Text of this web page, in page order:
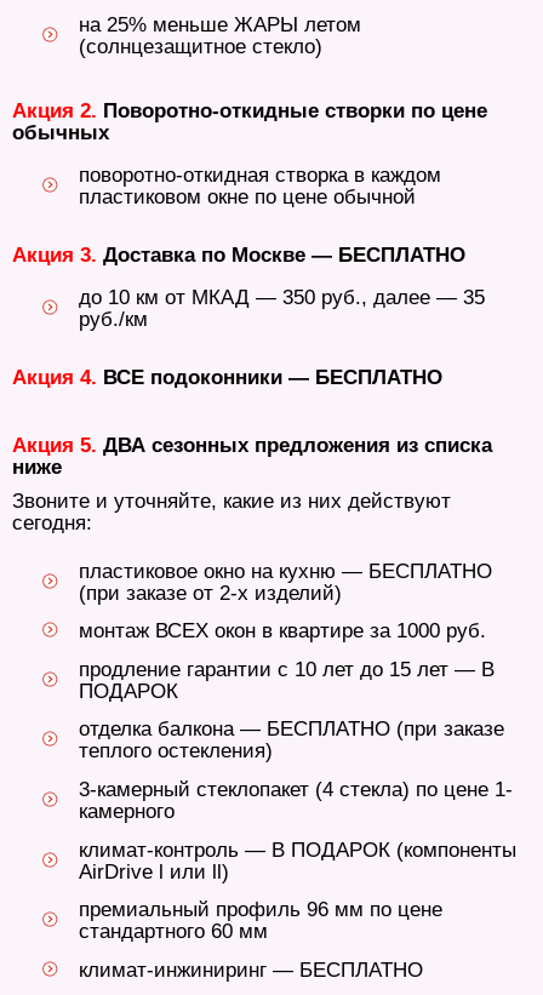
на 25% меньше ЖАРЫ летом
(солнцезащитное стекло)
Акция 2. Поворотно-откидные створки по цене
обычных
поворотно-откидная створка в каждом
пластиковом окне по цене обычной
Акция 3. Доставка по Москве — БЕСПЛАТНО
до 10 км от МКАД — 350 руб., далее — 35
руб./км
Акция 4. ВСЕ подоконники — БЕСПЛАТНО
Акция 5. ДВА сезонных предложения из списка
ниже
Звоните и уточняйте, какие из них действуют
сегодня:
пластиковое окно на кухню — БЕСПЛАТНО
(при заказе от 2-х изделий)
монтаж ВСЕХ окон в квартире за 1000 руб.
продление гарантии с 10 лет до 15 лет — В
ПОДАРОК
отделка балкона — БЕСПЛАТНО (при заказе
теплого остекления)
3-камерный стеклопакет (4 стекла) по цене 1-
камерного
климат-контроль — В ПОДАРОК (компоненты
AirDrive l или ll)
премиальный профиль 96 мм по цене
стандартного 60 мм
климат-инжиниринг — БЕСПЛАТНО